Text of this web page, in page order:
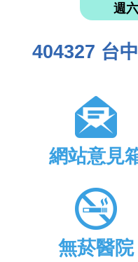
週
404327 台
網站意見
無菸醫院